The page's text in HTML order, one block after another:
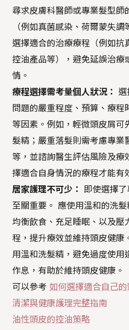
尋求皮膚科醫師或專業髮型師
（例如真菌感染、荷爾蒙失
選擇適合的治療療程（例如抗
控油產品等），避免延誤治療
情。
療程選擇需考量個人狀況：
問題的嚴重程度、預算、療程
等因素。例如，輕微頭皮屑可
髮精；嚴重落髮則需考慮專業
等，並諮詢醫生評估風險及療
擇適合自身情況的療程才能有
居家護理不可少：
即使選擇
至關重要。 應使用溫和的洗
均衡飲食、充足睡眠、以及壓
程，提升療效並維持頭皮健康
用溫和洗髮精，避免過度使用
作息，有助於維持頭皮健康。
可以參考 如何選擇適合自己
清潔與健康護理完整指南
油性頭皮的控油策略